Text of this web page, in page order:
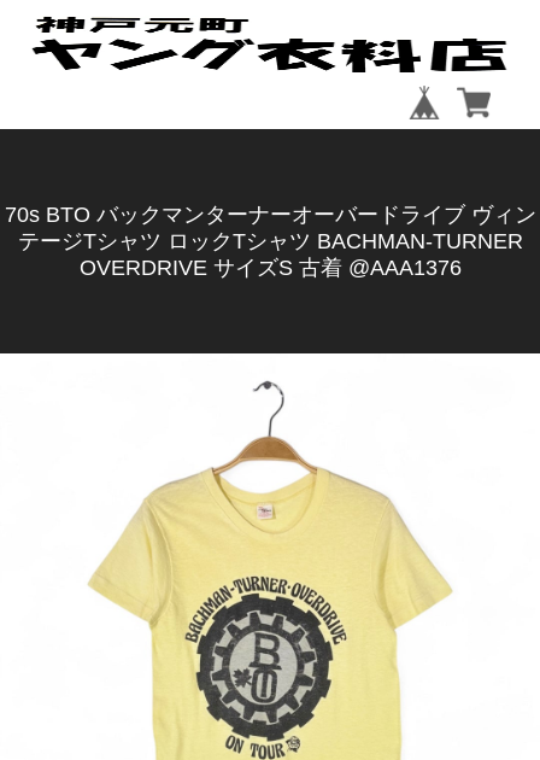
70s BTO バックマンターナーオーバードライブ ヴィン
テージTシャツ ロックTシャツ BACHMAN-TURNER
OVERDRIVE サイズS 古着 @AAA1376